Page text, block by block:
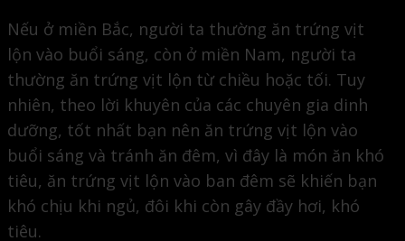
Nếu ở miền Bắc, người ta thường ăn trứng vịt
lộn vào buổi sáng, còn ở miền Nam, người ta
thường ăn trứng vịt lộn từ chiều hoặc tối. Tuy
nhiên, theo lời khuyên của các chuyên gia dinh
dưỡng, tốt nhất bạn nên ăn trứng vịt lộn vào
buổi sáng và tránh ăn đêm, vì đây là món ăn khó
tiêu, ăn trứng vịt lộn vào ban đêm sẽ khiến bạn
khó chịu khi ngủ, đôi khi còn gây đầy hơi, khó
tiêu.